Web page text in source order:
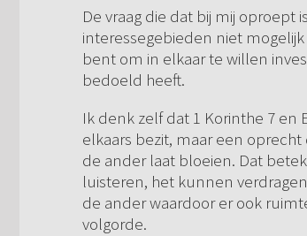
De vraag die dat bij mij
interessegebieden niet
bent om in elkaar te willen
bedoeld heeft.
Ik denk zelf dat 1 Korinthe 7 en
elkaars bezit, maar een
de ander laat bloeien. Dat
luisteren, het kunnen
de ander waardoor er ook
volgorde.